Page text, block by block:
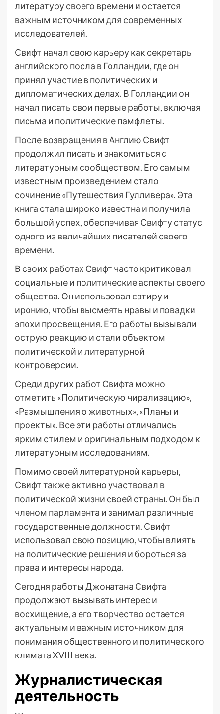
литературу своего времени и остается
важным источником для современных
исследователей.
Свифт начал свою карьеру как секретарь
английского посла в Голландии, где он
принял участие в политических и
дипломатических делах. В Голландии он
начал писать свои первые работы, включая
письма и политические памфлеты.
После возвращения в Англию Свифт
продолжил писать и знакомиться с
литературным сообществом. Его самым
известным произведением стало
сочинение «Путешествия Гулливера». Эта
книга стала широко известна и получила
большой успех, обеспечивая Свифту статус
одного из величайших писателей своего
времени.
В своих работах Свифт часто критиковал
социальные и политические аспекты своего
общества. Он использовал сатиру и
иронию, чтобы высмеять нравы и повадки
эпохи просвещения. Его работы вызывали
острую реакцию и стали объектом
политической и литературной
контроверсии.
Среди других работ Свифта можно
отметить «Политическую чирализацию»,
«Размышления о животных», «Планы и
проекты». Все эти работы отличались
ярким стилем и оригинальным подходом к
литературным исследованиям.
Помимо своей литературной карьеры,
Свифт также активно участвовал в
политической жизни своей страны. Он был
членом парламента и занимал различные
государственные должности. Свифт
использовал свою позицию, чтобы влиять
на политические решения и бороться за
права и интересы народа.
Сегодня работы Джонатана Свифта
продолжают вызывать интерес и
восхищение, а его творчество остается
актуальным и важным источником для
понимания общественного и политического
климата XVIII века.
Журналистическая
деятельность